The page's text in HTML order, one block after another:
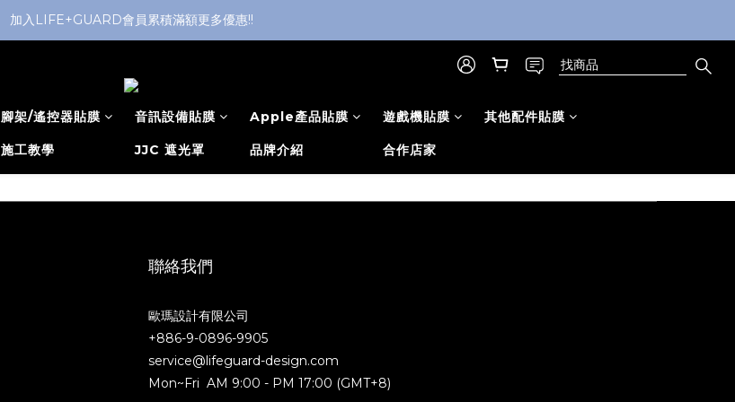
加入LIFE+GUARD會員累積滿額更多優惠!!
腳架/遙控器貼膜 音訊設備貼膜 Apple產品貼膜 遊戲機貼膜 其他配件貼膜
施工教學 JJC 遮光罩 品牌介紹 合作店家
聯絡我們
歐瑪設計有限公司
+886-9-0896-9905
service@lifeguard-design.com
Mon~Fri AM 9:00 - PM 17:00 (GMT+8)